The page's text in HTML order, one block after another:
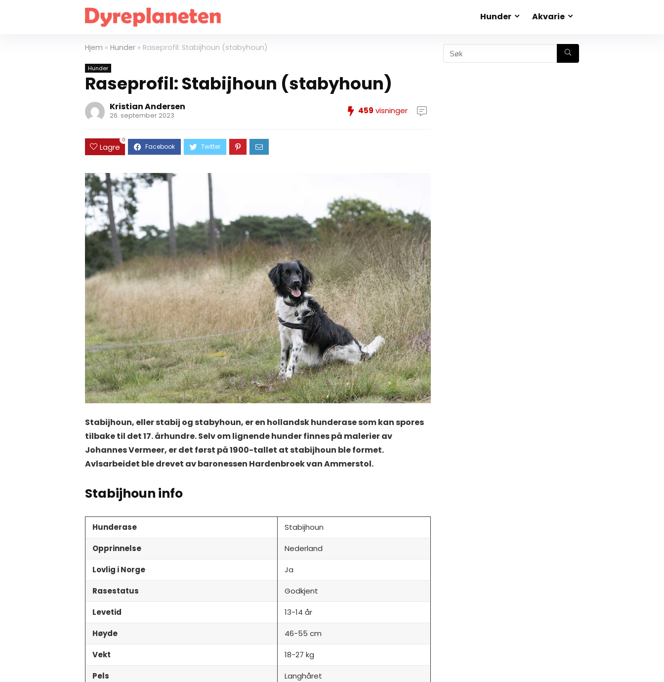
Hunder Akvarie
Hjem » Hunder » Raseprofil: Stabijhoun (stabyhoun)
Hunder
Raseprofil: Stabijhoun (stabyhoun)
Kristian Andersen
26. september 2023 459 visninger
Lagre
0
Stabijhoun, eller stabij og stabyhoun, er en hollandsk hunderase som kan spores
tilbake til det 17. århundre. Selv om lignende hunder finnes på malerier av
Johannes Vermeer, er det først på 1900-tallet at stabijhoun ble formet.
Avlsarbeidet ble drevet av baronessen Hardenbroek van Ammerstol.
Stabijhoun info
Hunderase Stabijhoun
Opprinnelse Nederland
Lovlig i Norge Ja
Rasestatus Godkjent
Levetid 13-14 år
Høyde 46-55 cm
Vekt 18-27 kg
Pels Langhåret